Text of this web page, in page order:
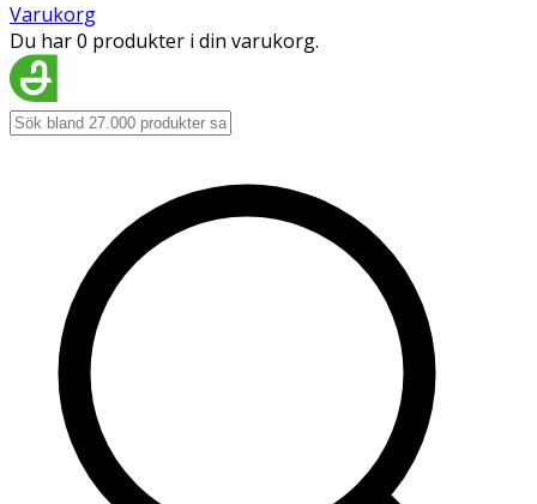
Varukorg
Du har 0 produkter i din varukorg.